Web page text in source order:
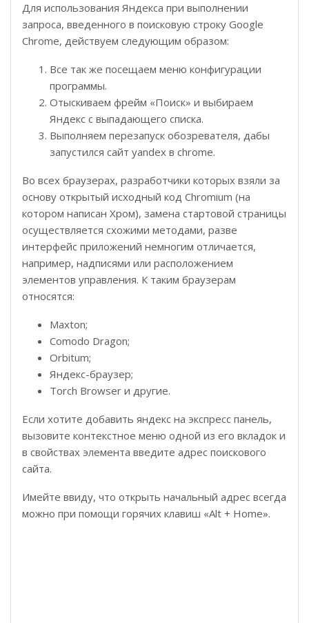
Для использования Яндекса при выполнении
запроса, введенного в поисковую строку Google
Chrome, действуем следующим образом:
Все так же посещаем меню конфигурации
программы.
Отыскиваем фрейм «Поиск» и выбираем
Яндекс с выпадающего списка.
Выполняем перезапуск обозревателя, дабы
запустился сайт yandex в chrome.
Во всех браузерах, разработчики которых взяли за
основу открытый исходный код Chromium (на
котором написан Хром), замена стартовой страницы
осуществляется схожими методами, разве
интерфейс приложений немногим отличается,
например, надписями или расположением
элементов управления. К таким браузерам
относятся:
Maxton;
Comodo Dragon;
Orbitum;
Яндекс-браузер;
Torch Browser и другие.
Если хотите добавить яндекс на экспресс панель,
вызовите контекстное меню одной из его вкладок и
в свойствах элемента введите адрес поискового
сайта.
Имейте ввиду, что открыть начальный адрес всегда
можно при помощи горячих клавиш «Alt + Home».